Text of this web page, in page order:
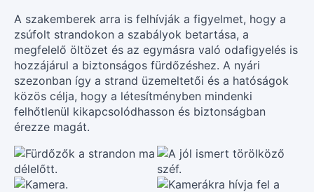
A szakemberek arra is felhívják a figyelmet, hogy a
zsúfolt strandokon a szabályok betartása, a
megfelelő öltözet és az egymásra való odafigyelés is
hozzájárul a biztonságos fürdőzéshez. A nyári
szezonban így a strand üzemeltetői és a hatóságok
közös célja, hogy a létesítményben mindenki
felhőtlenül kikapcsolódhasson és biztonságban
érezze magát.